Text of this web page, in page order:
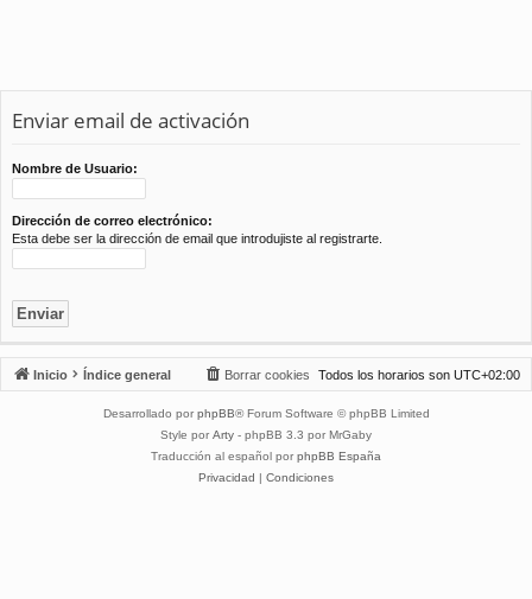
Enviar email de activación
Nombre de Usuario:
Dirección de correo electrónico:
Esta debe ser la dirección de email que introdujiste al registrarte.
Inicio Índice general Todos los horarios son UTC+02:00
Borrar cookies
Desarrollado por phpBB® Forum Software © phpBB Limited
Style por Arty - phpBB 3.3 por MrGaby
Traducción al español por phpBB España
Privacidad | Condiciones